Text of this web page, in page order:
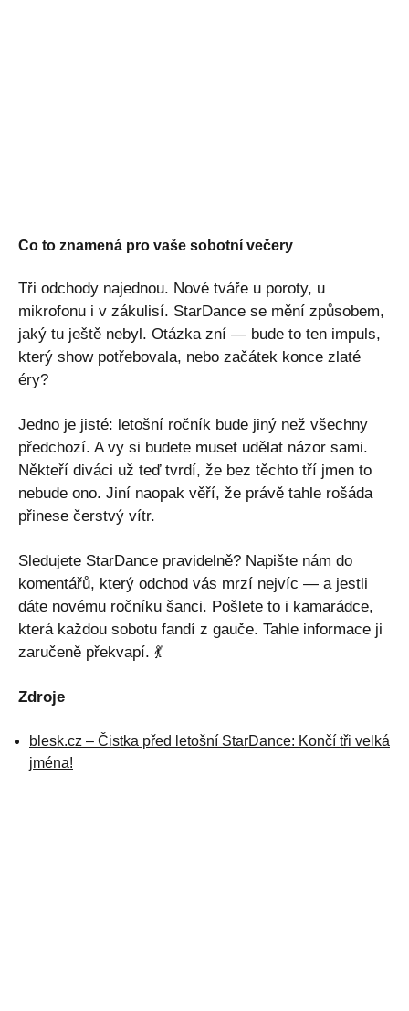
Co to znamená pro vaše sobotní večery
Tři odchody najednou. Nové tváře u poroty, u
mikrofonu i v zákulisí. StarDance se mění způsobem,
jaký tu ještě nebyl. Otázka zní — bude to ten impuls,
který show potřebovala, nebo začátek konce zlaté
éry?
Jedno je jisté: letošní ročník bude jiný než všechny
předchozí. A vy si budete muset udělat názor sami.
Někteří diváci už teď tvrdí, že bez těchto tří jmen to
nebude ono. Jiní naopak věří, že právě tahle rošáda
přinese čerstvý vítr.
Sledujete StarDance pravidelně? Napište nám do
komentářů, který odchod vás mrzí nejvíc — a jestli
dáte novému ročníku šanci. Pošlete to i kamarádce,
která každou sobotu fandí z gauče. Tahle informace ji
zaručeně překvapí. 💃
Zdroje
blesk.cz – Čistka před letošní StarDance: Končí tři velká
jména!